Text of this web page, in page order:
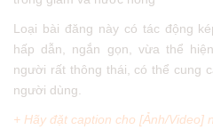
Loại bài đăng này có tác động
hấp dẫn, ngắn gọn, vừa thể
người rất thông thái, có thể cung
người dùng.
+ Hãy đặt caption cho [Ảnh/Video]